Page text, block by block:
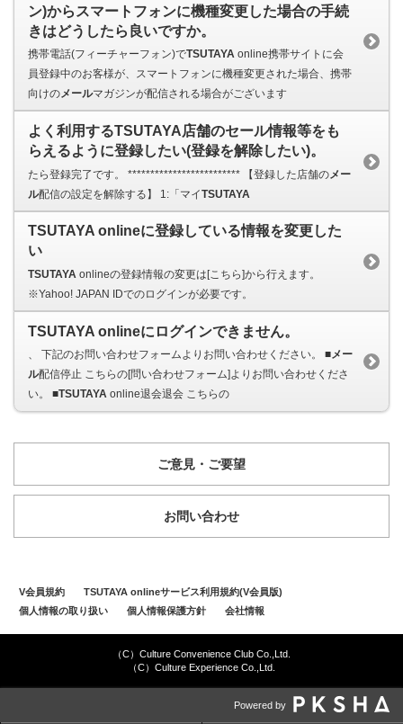
ン)からスマートフォンに機種変更した場合の手続
きはどうしたら良いですか。
携帯電話(フィーチャーフォン)でTSUTAYA online携帯サイトに会
員登録中のお客様が、スマートフォンに機種変更された場合、携帯
向けのメールマガジンが配信される場合がございます
よく利用するTSUTAYA店舗のセール情報等をも
らえるように登録したい(登録を解除したい)。
たら登録完了です。 ************************* 【登録した店舗の メー
ル配信の設定を解除する】 1:「マイTSUTAYA
TSUTAYA onlineに登録している情報を変更した
い
TSUTAYA onlineの登録情報の変更は[こちら]から行えます。
※Yahoo! JAPAN IDでのログインが必要です。
TSUTAYA onlineにログインできません。
、 下記のお問い合わせフォームよりお問い合わせください。 ■メー
ル配信停止 こちらの[問い合わせフォーム]よりお問い合わせくださ
い。 ■TSUTAYA online退会退会 こちらの
ご意見・ご要望
お問い合わせ
V会員規約
TSUTAYA onlineサービス利用規約(V会員版)
個人情報の取り扱い
個人情報保護方針 会社情報
（C）Culture Convenience Club Co.,Ltd.
（C）Culture Experience Co.,Ltd.
Powered by